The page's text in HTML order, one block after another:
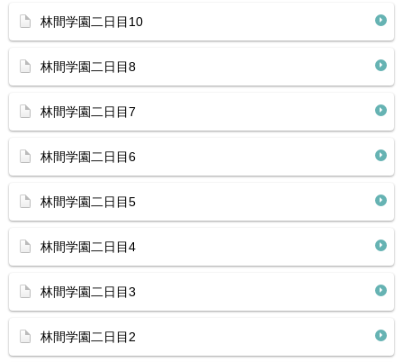
林間学園二日目10
林間学園二日目8
林間学園二日目7
林間学園二日目6
林間学園二日目5
林間学園二日目4
林間学園二日目3
林間学園二日目2